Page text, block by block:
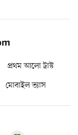
প্রথম আলো ট্রাস্ট
মোবাইল ভ্যাস